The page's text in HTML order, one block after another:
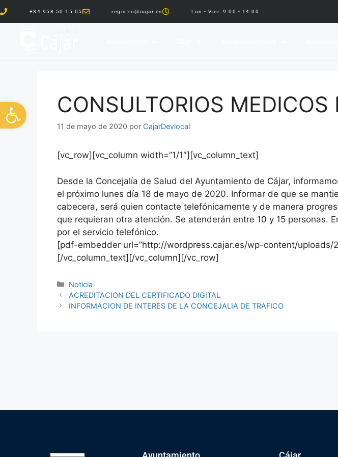
Abrir barra de herramientas
+34 958 50 15 05 registro@cajar.es Lun - Vier: 9:00 - 14:00
CONSULTORIOS
11 de mayo de 2020 por CajarDevlocal
[vc_row][vc_column width=”1/1″][vc_column_text]
Desde la Concejalía de Salud del Ayuntamiento de Cájar,
el próximo lunes día 18 de mayo de 2020. Informar de que se
cabecera, será quien contacte telefónicamente y de manera
que requieran otra atención. Se atenderán entre 10 y 15 personas.
por el servicio telefónico.
[pdf-embedder url=”http://wordpress.cajar.es/wp-content/uploads/
[/vc_column_text][/vc_column][/vc_row]
Noticia
ACREDITACION DEL CERTIFICADO DIGITAL
INFORMACION DE INTERES DE LA CONCEJALIA DE TRAFICO